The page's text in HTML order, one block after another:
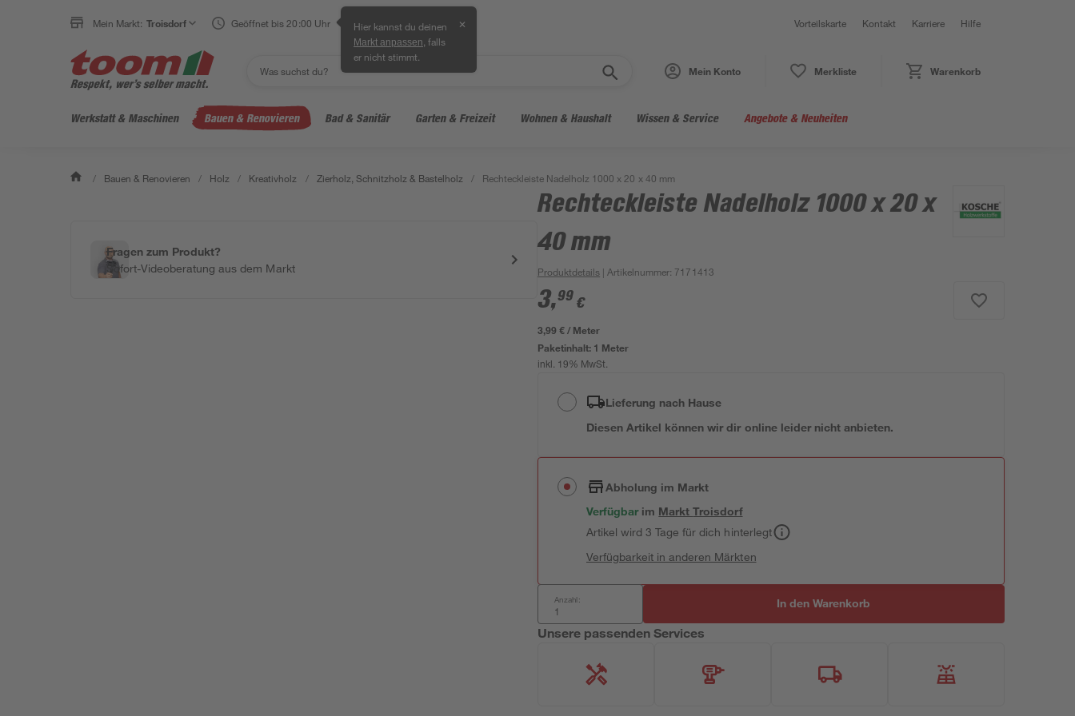
Mein Markt: Troisdorf Geöffnet bis 20:00 Uhr Hier kannst du deinen
Markt anpassen , falls
er nicht stimmt.
✕ Vorteilskarte Kontakt Karriere Hilfe
Mein Konto Merkliste Warenkorb
Werkstatt & Maschinen Bauen & Renovieren Bad & Sanitär Garten & Freizeit Wohnen & Haushalt Wissen & Service Angebote & Neuheiten
/ Bauen & Renovieren / Holz / Kreativholz / Zierholz, Schnitzholz & Bastelholz / Rechteckleiste Nadelholz 1000 x 20 x 40 mm
Fragen zum Produkt?
Sofort-Videoberatung aus dem Markt
Rechteckleiste Nadelholz 1000 x 20 x
40 mm
Produktdetails | Artikelnummer: 7171413
3,99 €
3,99 € / Meter
Paketinhalt: 1 Meter
inkl. 19% MwSt.
Lieferung nach Hause
Diesen Artikel können wir dir online leider nicht anbieten.
Abholung im Markt
Verfügbar im MarktTroisdorf
Artikel wird 3 Tage für dich hinterlegt
Verfügbarkeit in anderen Märkten
Anzahl: In den Warenkorb
Unsere passenden Services